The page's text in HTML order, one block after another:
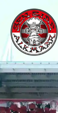
naar
inhoud